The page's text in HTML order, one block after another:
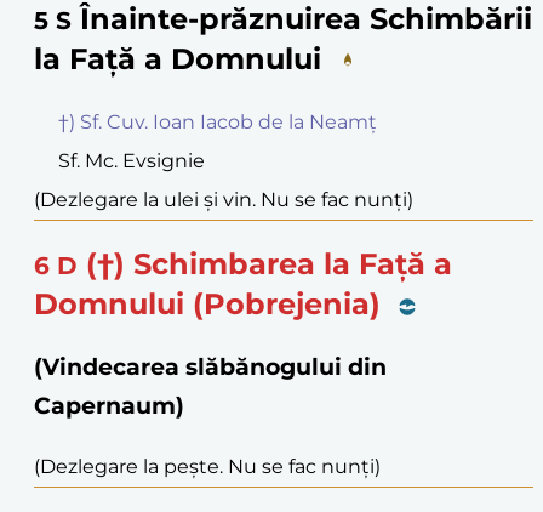
5 S Înainte-prăznuirea Schimbării
la Față a Domnului
†) Sf. Cuv. Ioan Iacob de la Neamț
Sf. Mc. Evsignie
(Dezlegare la ulei și vin. Nu se fac nunți)
6 D (†) Schimbarea la Față a
Domnului (Pobrejenia)
(Vindecarea slăbănogului din
Capernaum)
(Dezlegare la pește. Nu se fac nunți)